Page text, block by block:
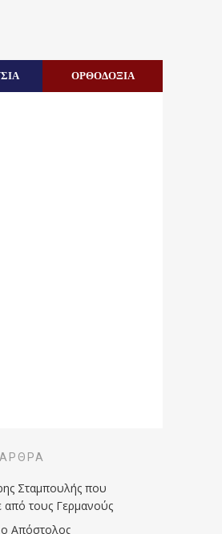
ΟΡΘΟΔΟΞΙΑ
Σταμπουλής που
από τους Γερμανούς
ο Απόστολος